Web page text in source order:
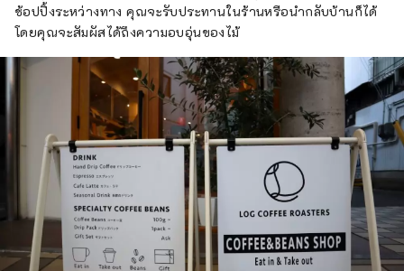
ช้อปปิ้งระหว่างทาง คุณจะรับประทานในร้านหรือนำกลับบ้านก็ได้
โดยคุณจะสัมผัสได้ถึงความอบอุ่นของไม้